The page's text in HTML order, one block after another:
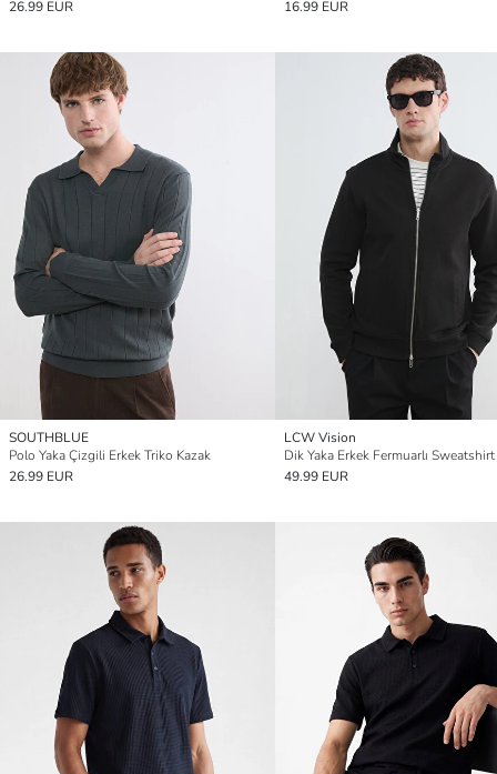
26.99 EUR 16.99 EUR
SOUTHBLUE
Polo Yaka Çizgili Erkek Triko Kazak
26.99 EUR
LCW Vision
Dik Yaka Erkek Fermuarlı Sweatshirt
49.99 EUR